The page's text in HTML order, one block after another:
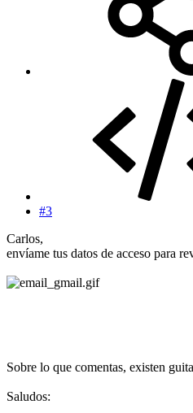
#3
Carlos,
envíame tus datos de acceso para
Sobre lo que comentas, existen
Saludos: